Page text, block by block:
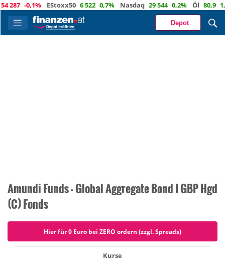
-0,1% EStoxx50 6 522 0,7% Nasdaq 29 544 0,2% Öl 80,9
Depot
Amundi Funds - Global Aggregate Bond I GBP Hgd
(C) Fonds
Hier für 0 Euro bei ZERO ordern (zzgl. Spreads)
Kurse